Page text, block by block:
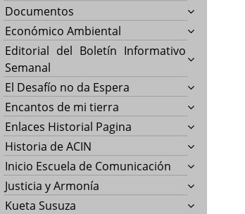
Documentos
Económico Ambiental
Editorial del Boletín Informativo
Semanal
El Desafío no da Espera
Encantos de mi tierra
Enlaces Historial Pagina
Historia de ACIN
Inicio Escuela de Comunicación
Justicia y Armonía
Kueta Susuza